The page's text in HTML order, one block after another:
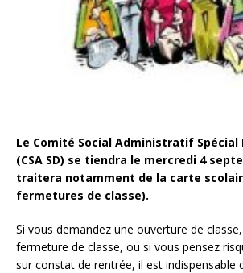
Le Comité Social Administratif
(CSA SD) se tiendra le mercredi 4
traitera notamment de la carte
fermetures de classe).
Si vous demandez une ouverture de
fermeture de classe, ou si vous pensez
sur constat de rentrée, il est indispensable